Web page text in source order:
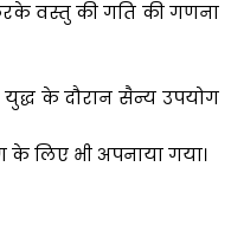
वस्तु की गति की गणना
युद्ध के दौरान सैन्य उपयोग
लिए भी अपनाया गया।